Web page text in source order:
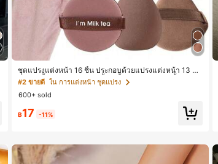
ชุดแปรงแต่งหน้า 16 ชิ้น ประกอบด้วยแปรงแต่งหน้า 13 ชิ้
น, ฟองน้ำแต่งหน้ารูปหยดน้ำ 1 ชิ้น, แปรงแป้งรองพื้นกลม 1
ชิ้น และฟองน้ำแต่งหน้ารูปสามเหลี่ยม 1 ชิ้น - ชุดคลาสสิก
ทำจากขนสังเคราะห์นุ่มและเป็นมิตรต่อผิว เหมาะสำหรับผู้ห
ญิงและเด็กผู้หญิง เหมาะสำหรับฤดูใบไม้ร่วงและฤดูหนาว
#2 ขายดี ใน การแต่งหน้า ชุดแปรง
600+ sold
฿17 -11%